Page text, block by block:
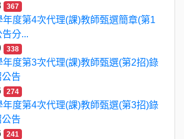
367
年度第4次代理(課)教師甄選簡章(第1
分...
338
年度第3次代理(課)教師甄選(第2招)錄
告
274
年度第4次代理(課)教師甄選(第3招)錄
告
241